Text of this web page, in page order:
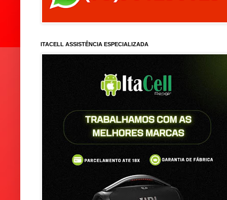
ITACELL ASSISTÊNCIA ESPECIALIZADA